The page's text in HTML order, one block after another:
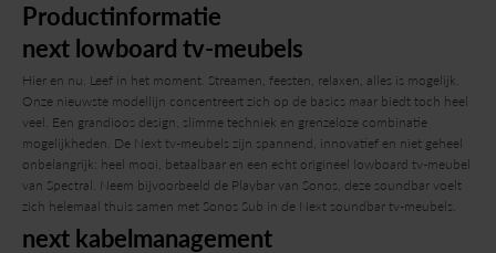
Productinformatie
next lowboard tv-meubels
Hier en nu. Leef in het moment. Streamen, feesten, relaxen, alles is mogelijk.
Onze nieuwste modellijn concentreert zich op de basics maar biedt toch heel
veel. Een grandioos design, slimme techniek en grenzeloze combinatie
mogelijkheden. De Next tv-meubels zijn spannend, innovatief en niet geheel
onbelangrijk: heel mooi, betaalbaar en een echt origineel lowboard tv-meubel
van Spectral. Neem bijvoorbeeld de Playbar van Sonos, deze soundbar voelt
zich helemaal thuis samen met Sonos Sub in de Next soundbar tv-meubels.
next kabelmanagement